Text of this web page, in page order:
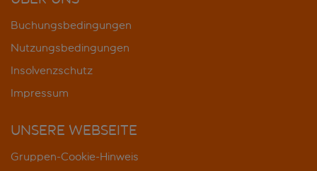
Buchungsbedingungen
Nutzungsbedingungen
Insolvenzschutz
Impressum
UNSERE WEBSEITE
Gruppen-Cookie-Hinweis